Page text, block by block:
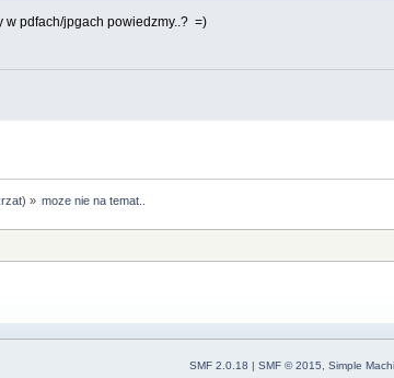
w pdfach/jpgach powiedzmy..? =)
) » moze nie na temat..
SMF 2.0.18 | SMF © 2015
Simple